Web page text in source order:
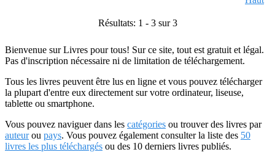
Résultats: 1 - 3 sur 3
Bienvenue sur Livres pour tous! Sur ce site, tout est gratuit et légal.
Pas d'inscription nécessaire ni de limitation de téléchargement.
Tous les livres peuvent être lus en ligne et vous pouvez télécharger
la plupart d'entre eux directement sur votre ordinateur, liseuse,
tablette ou smartphone.
Vous pouvez naviguer dans les catégories ou trouver des livres par
auteurou pays. Vous pouvez également consulter la liste des 50
livres les plus téléchargés ou des 10 derniers livres publiés.